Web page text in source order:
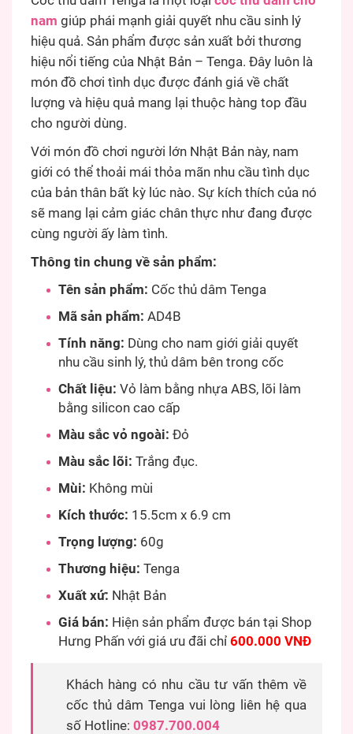
nam giúp phái mạnh giải quyết nhu cầu sinh lý
hiệu quả. Sản phẩm được sản xuất bởi thương
hiệu nổi tiếng của Nhật Bản – Tenga. Đây luôn là
món đồ chơi tình dục được đánh giá về chất
lượng và hiệu quả mang lại thuộc hàng top đầu
cho người dùng.
Với món đồ chơi người lớn Nhật Bản này, nam
giới có thể thoải mái thỏa mãn nhu cầu tình dục
của bản thân bất kỳ lúc nào. Sự kích thích của nó
sẽ mang lại cảm giác chân thực như đang được
cùng người ấy làm tình.
Thông tin chung về sản phẩm:
Tên sản phẩm: Cốc thủ dâm Tenga
Mã sản phẩm: AD4B
Tính năng: Dùng cho nam giới giải quyết
nhu cầu sinh lý, thủ dâm bên trong cốc
Chất liệu: Vỏ làm bằng nhựa ABS, lõi làm
bằng silicon cao cấp
Màu sắc vỏ ngoài: Đỏ
Màu sắc lõi: Trắng đục.
Mùi: Không mùi
Kích thước: 15.5cm x 6.9 cm
Trọng lượng: 60g
Thương hiệu: Tenga
Xuất xứ: Nhật Bản
Giá bán: Hiện sản phẩm được bán tại Shop
Hưng Phấn với giá ưu đãi chỉ 600.000 VNĐ
Khách hàng có nhu cầu tư vấn thêm về
cốc thủ dâm Tenga vui lòng liên hệ qua
số Hotline: 0987.700.004